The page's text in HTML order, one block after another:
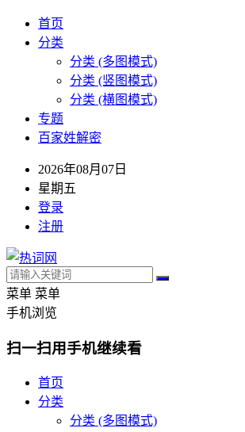
首页
分类
分类 (多图模式)
分类 (竖图模式)
分类 (横图模式)
专题
百家姓解密
2026年08月07日
星期五
登录
注册
菜单 菜单
手机浏览
扫一扫用手机继续看
首页
分类
分类 (多图模式)